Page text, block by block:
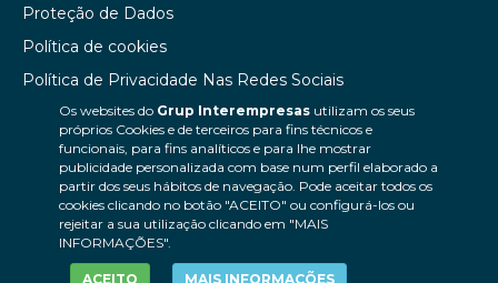
Os websites do Grup Interempresasutilizam os seus
próprios Cookies e de terceiros para fins técnicos e
funcionais, para fins analíticos e para lhe mostrar
publicidade personalizada com base num perfil elaborado a
partir dos seus hábitos de navegação. Pode aceitar todos os
cookies clicando no botão "ACEITO" ou configurá-los ou
rejeitar a sua utilização clicando em "MAIS
INFORMAÇÕES".
ACEITO MAIS INFORMAÇÕES
Proteção de Dados
Política de cookies
Política de Privacidade Nas Redes Sociais
Canal de denúncias
Colaborações editoriais